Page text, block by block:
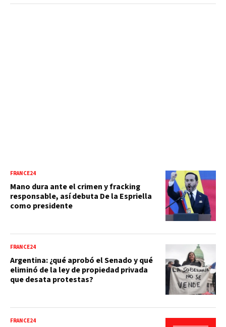
FRANCE24
Mano dura ante el crimen y fracking
responsable, así debuta De la Espriella
como presidente
FRANCE24
Argentina: ¿qué aprobó el Senado y qué
eliminó de la ley de propiedad privada
que desata protestas?
FRANCE24